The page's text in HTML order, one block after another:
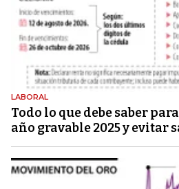
LABORAL
Todo lo que debe saber
año gravable 2025 y evitar